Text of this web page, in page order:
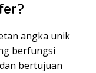
angka unik
berfungsi
bertujuan